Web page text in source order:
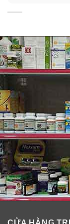
Những điều
Enfamil Non
Không dùng lò vi
thể làm hỏng
không đúng
bé không uống
Tùy vào cơ địa
lượng sữa cho